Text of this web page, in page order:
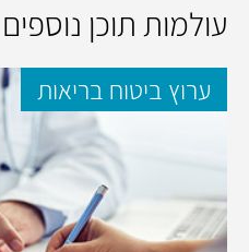
עולמות תוכן נוספים
ערוץ ביטוח בריאות